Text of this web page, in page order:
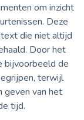
om inzicht
Deze
die niet altijd
Door het
bijvoorbeeld de
terwijl
geven van het
tijd.